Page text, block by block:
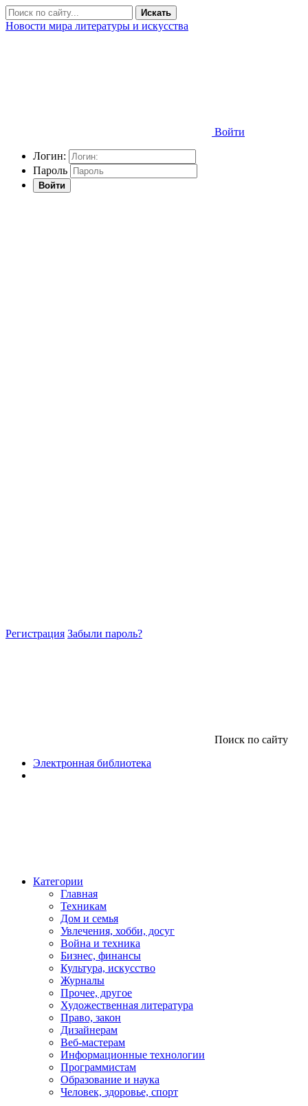
Искать
Новости мира литературы и искусства
Войти
Логин:
Пароль
Войти
Регистрация Забыли пароль?
Поиск по сайту
Электронная библиотека
Категории
Главная
Техникам
Дом и семья
Увлечения, хобби, досуг
Война и техника
Бизнес, финансы
Культура, искусство
Журналы
Прочее, другое
Художественная литература
Право, закон
Дизайнерам
Веб-мастерам
Информационные технологии
Программистам
Образование и наука
Человек, здоровье, спорт